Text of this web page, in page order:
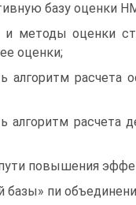
базу оценки
методы оценки
оценки;
алгоритм расчета
алгоритм расчета
повышения
базы» пи